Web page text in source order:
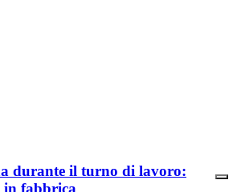
durante il turno di lavoro:
in fabbrica